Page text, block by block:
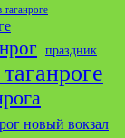
таганроге
праздник
новый вокзал